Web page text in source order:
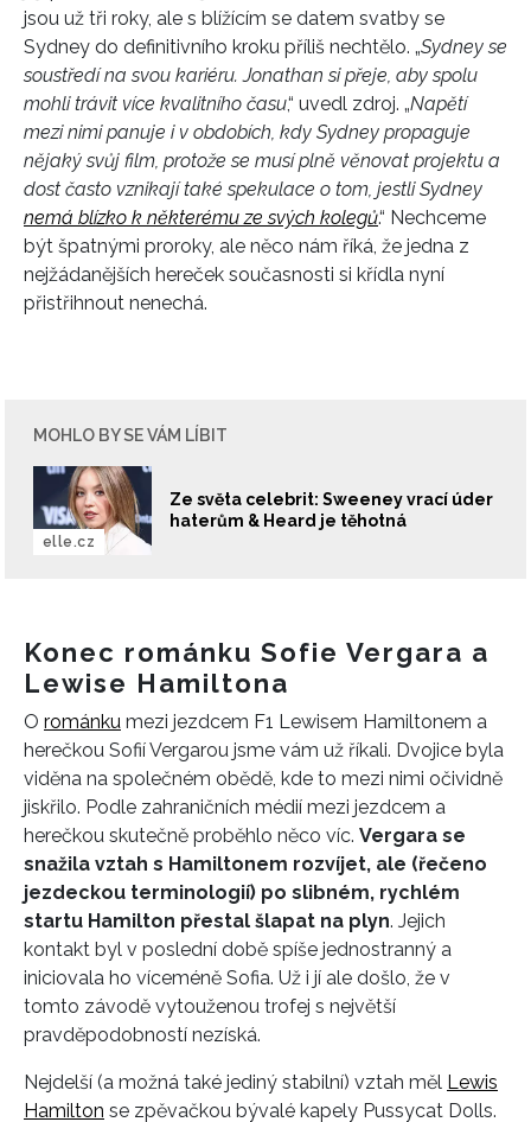
jsou už tři roky, ale s blížícím se datem svatby se
Sydney do definitivního kroku příliš nechtělo. „Sydney se
soustředí na svou kariéru. Jonathan si přeje, aby spolu
mohli trávit více kvalitního času,“ uvedl zdroj. „Napětí
mezi nimi panuje i v obdobích, kdy Sydney propaguje
nějaký svůj film, protože se musí plně věnovat projektu a
dost často vznikají také spekulace o tom, jestli Sydney
nemá blízko k některému ze svých kolegů.“ Nechceme
být špatnými proroky, ale něco nám říká, že jedna z
nejžádanějších hereček současnosti si křídla nyní
přistřihnout nenechá.
MOHLO BY SE VÁM LÍBIT
Ze světa celebrit: Sweeney vrací úder
haterům & Heard je těhotná
elle.cz
Konec románku Sofie Vergara a
Lewise Hamiltona
O románku mezi jezdcem F1 Lewisem Hamiltonem a
herečkou Sofií Vergarou jsme vám už říkali. Dvojice byla
viděna na společném obědě, kde to mezi nimi očividně
jiskřilo. Podle zahraničních médií mezi jezdcem a
herečkou skutečně proběhlo něco víc. Vergara se
snažila vztah s Hamiltonem rozvíjet, ale (řečeno
jezdeckou terminologií) po slibném, rychlém
startu Hamilton přestal šlapat na plyn. Jejich
kontakt byl v poslední době spíše jednostranný a
iniciovala ho víceméně Sofia. Už i jí ale došlo, že v
tomto závodě vytouženou trofej s největší
pravděpodobností nezíská.
Nejdelší (a možná také jediný stabilní) vztah měl Lewis
Hamilton se zpěvačkou bývalé kapely Pussycat Dolls.